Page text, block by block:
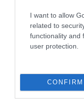
I want to allow
related to
functionality and
user protection.
CONFIRM